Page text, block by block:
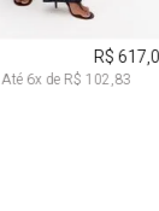
38 40
R$
Até6x deR$ 102,83